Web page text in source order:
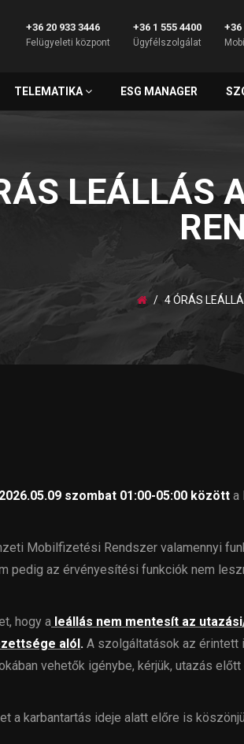
+36 20 933 3446
Felügyeleti központ
+36 1 555 4400
Ügyfélszolgálat
+36
TELEMATIKA ESG MANAGER
LEÁLLÁS
4 ÓRÁS
2026.05.09 szombat 01:00-05:00 között a
Mobilfizetési Rendszer valamennyi
pedig az érvényesítési funkciók nem
hogy a leállás nem mentesít az
alól. A szolgáltatások az érintett
vehetők igénybe, kérjük, utazás
a karbantartás ideje alatt előre is